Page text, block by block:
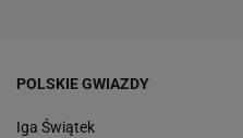
POLSKIE GWIAZDY
Iga Świątek